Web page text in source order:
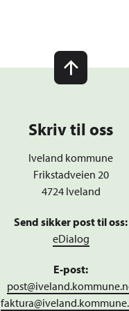
Skriv til oss
Iveland kommune
Frikstadveien 20
4724 Iveland
Send sikker post til oss:
eDialog
E-post: